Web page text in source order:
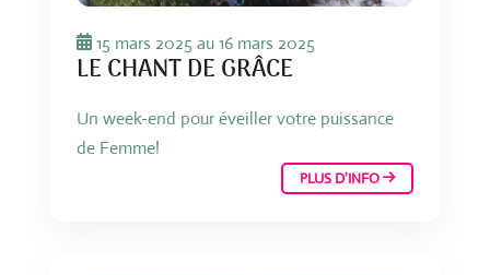
15 mars 2025au16 mars 2025
LE CHANT DE GRÂCE
Un week-end pour éveiller votre puissance
de Femme!
PLUS D'INFO